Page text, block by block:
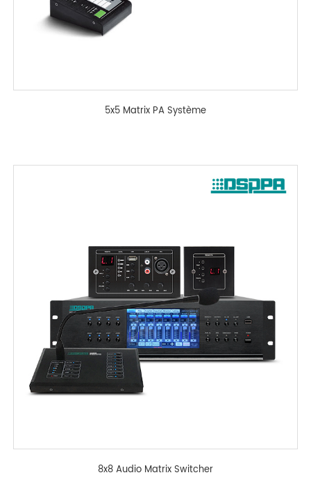
5x5 Matrix PA Système
8x8 Audio Matrix Switcher